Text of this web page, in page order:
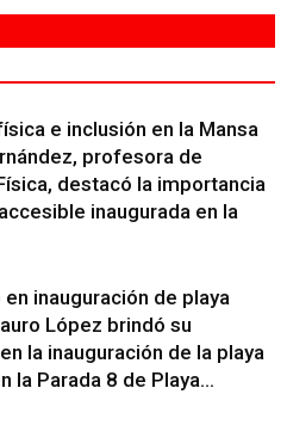
e inclusión en la Mansa
profesora de
destacó la importancia
inaugurada en la
inauguración de playa
López brindó su
la inauguración de la playa
la Parada 8 de Playa...